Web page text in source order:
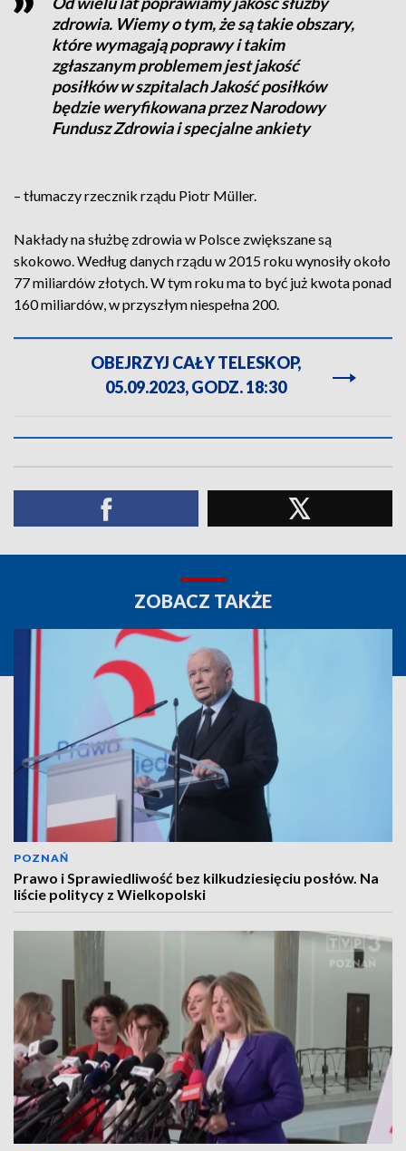
zdrowia. Wiemy o tym, że są takie obszary,
które wymagają poprawy i takim
zgłaszanym problemem jest jakość
posiłków w szpitalach Jakość posiłków
będzie weryfikowana przez Narodowy
Fundusz Zdrowia i specjalne ankiety
– tłumaczy rzecznik rządu Piotr Müller.
Nakłady na służbę zdrowia w Polsce zwiększane są
skokowo. Według danych rządu w 2015 roku wynosiły około
77 miliardów złotych. W tym roku ma to być już kwota ponad
160 miliardów, w przyszłym niespełna 200.
OBEJRZYJ CAŁY TELESKOP,
05.09.2023, GODZ. 18:30
ZOBACZ TAKŻE
POZNAŃ
Prawo i Sprawiedliwość bez kilkudziesięciu posłów. Na
liście politycy z Wielkopolski